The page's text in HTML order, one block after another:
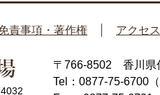
責事項・著作権 アクセス
〒766-8502 香川県
Tel：0877-75-6700（